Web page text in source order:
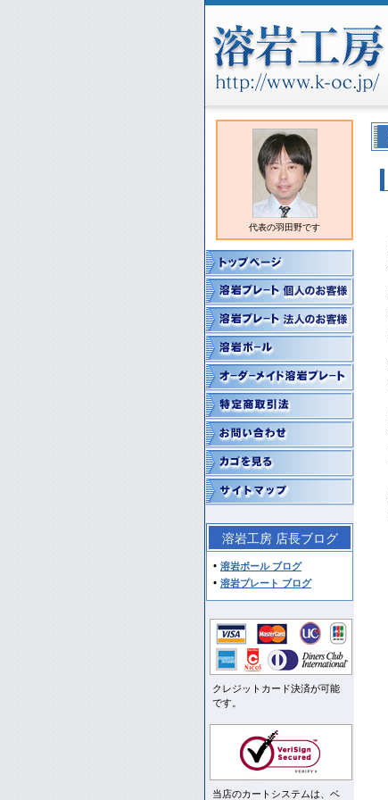
代表の羽田野です
溶岩工房 店長ブログ
溶岩ボール ブログ
溶岩プレート ブログ
クレジットカード決済が可能
です。
当店のカートシステムは、ベ